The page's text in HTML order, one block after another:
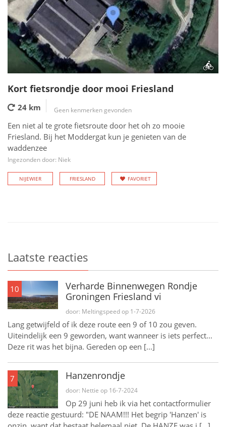
Kort fietsrondje door mooi Friesland
24 km Geen kenmerken gevonden
Een niet al te grote fietsroute door het oh zo mooie
Friesland. Bij het Moddergat kun je genieten van de
waddenzee
Ingezonden door: Niek
NIJEWIER FRIESLAND FAVORIET
Laatste reacties
10
Verharde Binnenwegen Rondje
Groningen Friesland vi
door: Meltingspeed op 1-7-2026
Lang getwijfeld of ik deze route een 9 of 10 zou geven.
Uiteindelijk een 9 geworden, want wanneer is iets perfect...
Deze rit was het bijna. Gereden op een [...]
7 Hanzenrondje
door: Nettie op 16-7-2024
Op 29 juni heb ik via het contactformulier
deze reactie gestuurd: "DE NAAM!!! Het begrip 'Hanzen' is